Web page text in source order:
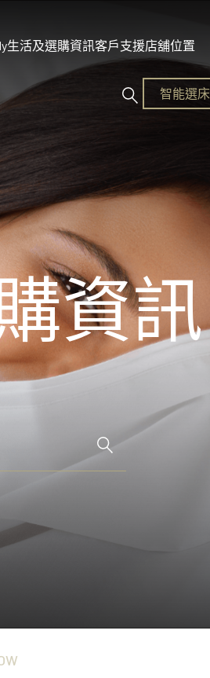
你尊貴的護脊睡眠
，滿足各種需要。
，締造平易近人的奢華體驗。
性睡眠科技的睡眠藝術，為您帶來
生活及選購資訊客戶支援店舖位置
智能選
資訊